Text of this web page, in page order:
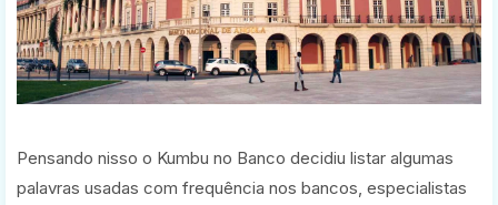
Pensando nisso o Kumbu no Banco decidiu listar algumas
palavras usadas com frequência nos bancos, especialistas